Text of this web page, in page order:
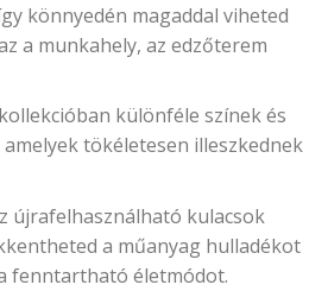
könnyedén magaddal viheted
a munkahely, az edzőterem
különféle színek és
tökéletesen illeszkednek
újrafelhasználható kulacsok
a műanyag hulladékot
fenntartható életmódot.